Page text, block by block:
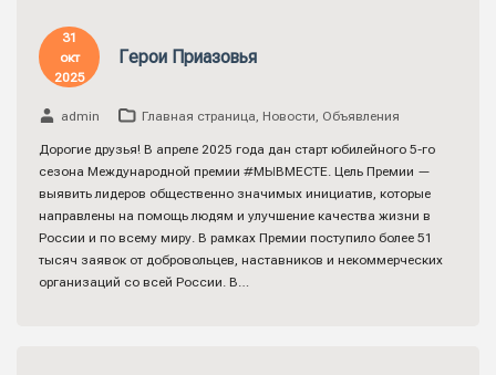
31
окт
2025
Герои Приазовья
admin Главная страница, Новости, Объявления
Дорогие друзья! В апреле 2025 года дан старт юбилейного 5-го
сезона Международной премии #МЫВМЕСТЕ. Цель Премии —
выявить лидеров общественно значимых инициатив, которые
направлены на помощь людям и улучшение качества жизни в
России и по всему миру. В рамках Премии поступило более 51
тысяч заявок от добровольцев, наставников и некоммерческих
организаций со всей России. В…